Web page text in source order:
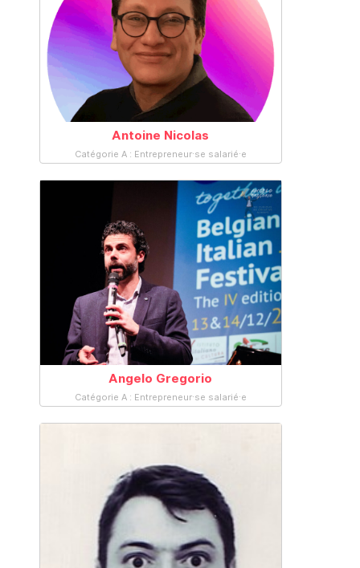
Antoine Nicolas
Catégorie A : Entrepreneur·se salarié·e
Angelo Gregorio
Catégorie A : Entrepreneur·se salarié·e